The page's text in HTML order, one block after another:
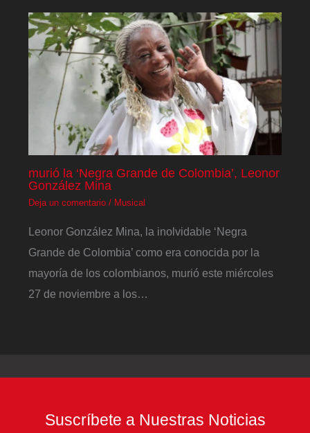
murió la ‘Negra Grande de Colombia’, Leonor
González Mina
Deja un comentario / Musical
Leonor González Mina, la inolvidable ‘Negra
Grande de Colombia’ como era conocida por la
mayoría de los colombianos, murió este miércoles
27 de noviembre a los…
Suscríbete a Nuestras Noticias